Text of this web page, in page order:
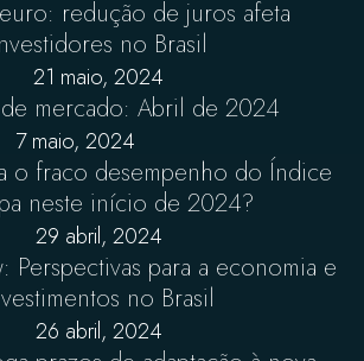
redução de juros afeta
no Brasil
21 maio, 2024
mercado: Abril de 2024
7 maio, 2024
o fraco desempenho do Índice
neste início de 2024?
29 abril, 2024
Perspectivas para a economia e
no Brasil
26 abril, 2024